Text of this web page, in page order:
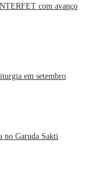
com avanço
em setembro
no Garuda Sakti